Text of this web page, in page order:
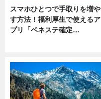
スマホひとつで手取りを増や
す方法！福利厚生で使えるア
プリ「ベネステ確定…